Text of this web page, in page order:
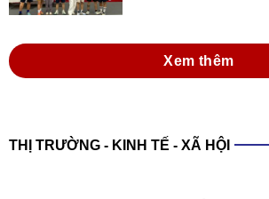
Xem thêm
THỊ TRƯỜNG - KINH TẾ - XÃ HỘI